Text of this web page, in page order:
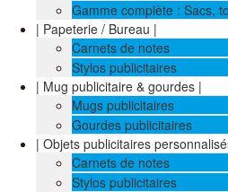
Gamme complète : Sacs,
| Papeterie / Bureau |
Carnets de notes
Stylos publicitaires
| Mug publicitaire & gourdes |
Mugs publicitaires
Gourdes publicitaires
| Objets publicitaires
Carnets de notes
Stylos publicitaires